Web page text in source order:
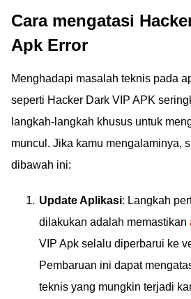
Cara mengatasi
Apk Error
Menghadapi masalah teknis pada
seperti Hacker Dark VIP APK
langkah-langkah khusus untuk
muncul. Jika kamu mengalaminya,
dibawah ini:
Update Aplikasi: Langkah
dilakukan adalah memastikan
VIP Apk selalu diperbarui ke
Pembaruan ini dapat
teknis yang mungkin terjadi